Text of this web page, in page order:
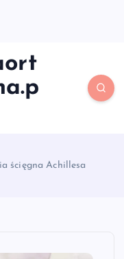
ścięgna Achillesa